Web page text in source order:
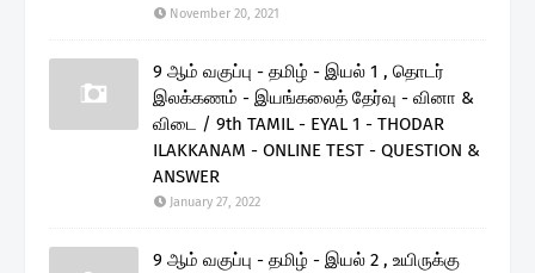
November 20, 2021
9 ஆம் வகுப்பு - தமிழ் - இயல் 1 , தொடர்
இலக்கணம் - இயங்கலைத் தேர்வு - வினா &
விடை / 9th TAMIL - EYAL 1 - THODAR
ILAKKANAM - ONLINE TEST - QUESTION &
ANSWER
January 27, 2022
9 ஆம் வகுப்பு - தமிழ் - இயல் 2 , உயிருக்கு